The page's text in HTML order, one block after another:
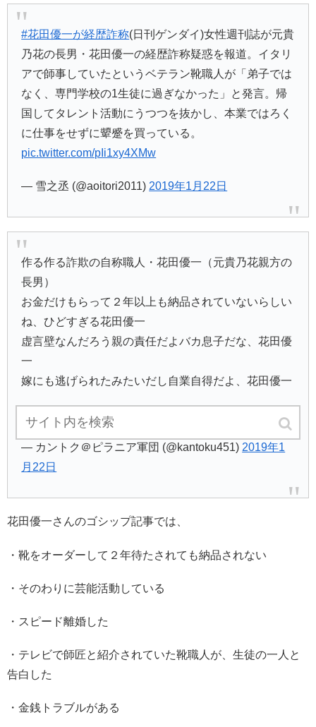
#花田優一が経歴詐称(日刊ゲンダイ)女性週刊誌が元貴
乃花の長男・花田優一の経歴詐称疑惑を報道。イタリ
アで師事していたというベテラン靴職人が「弟子では
なく、専門学校の1生徒に過ぎなかった」と発言。帰
国してタレント活動にうつつを抜かし、本業ではろく
に仕事をせずに顰蹙を買っている。
pic.twitter.com/pIi1xy4XMw
— 雪之丞 (@aoitori2011) 2019年1月22日
作る作る詐欺の自称職人・花田優一（元貴乃花親方の
長男）
お金だけもらって２年以上も納品されていないらしい
ね、ひどすぎる花田優一
虚言壁なんだろう親の責任だよバカ息子だな、花田優
一
嫁にも逃げられたみたいだし自業自得だよ、花田優一
深読みしないでね❤ エ〇べ被害者の会代表カントク
— カントク＠ピラニア軍団 (@kantoku451) 2019年1
月22日
花田優一さんのゴシップ記事では、
・靴をオーダーして２年待たされても納品されない
・そのわりに芸能活動している
・スピード離婚した
・テレビで師匠と紹介されていた靴職人が、生徒の一人と
告白した
・金銭トラブルがある